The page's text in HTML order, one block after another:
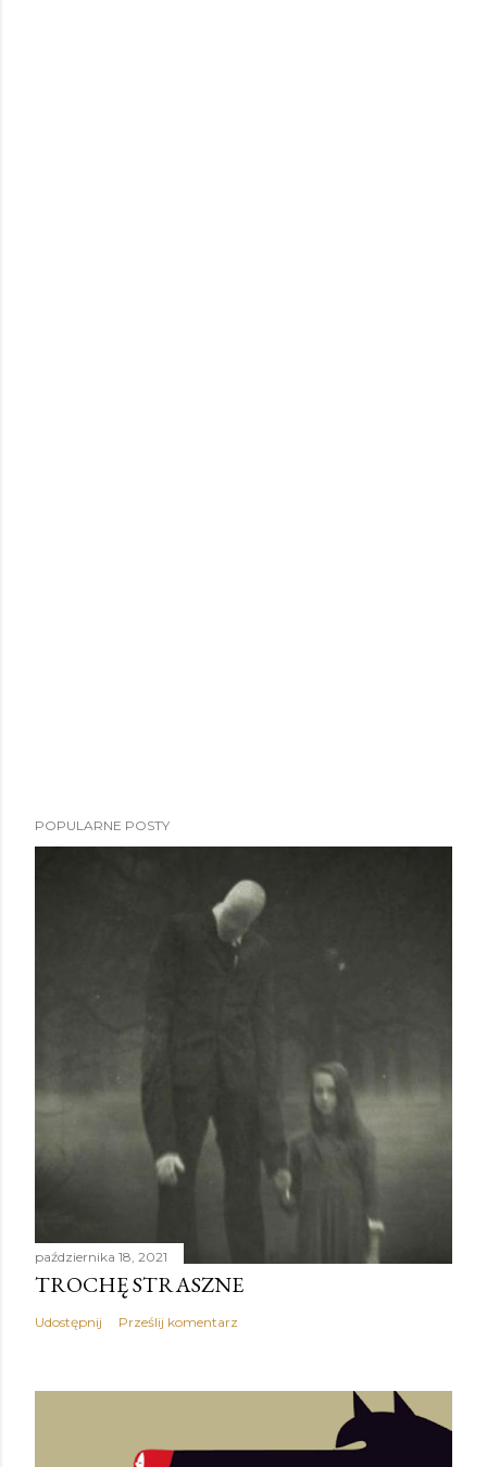
POPULARNE POSTY
października 18, 2021
TROCHĘ STRASZNE
Udostępnij Prześlij komentarz